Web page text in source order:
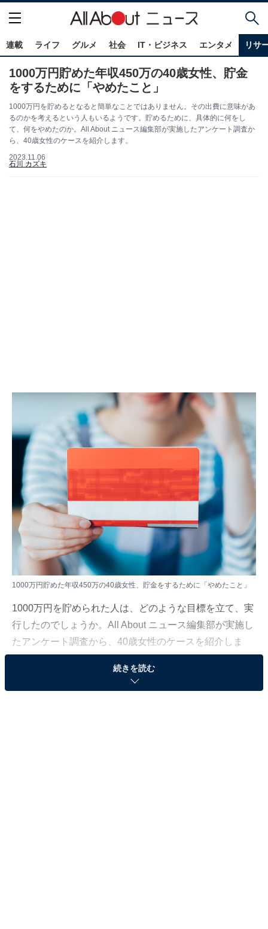
連載 ライフ グルメ 社会 IT・ビジネス エンタメ リサ
1000万円貯めた年収450万の40歳女性、貯金
をするために「やめたこと」
1000万円を貯めるとなると簡単なことではありません。その出費に意味があ
るのかを考えるという人もいるようです。貯めるために、具体的に何をし
て、何をやめたのか。All About ニュース編集部が実施したアンケート調査か
ら、40歳女性のケースを紹介します。
2023.11.06
石川 カズキ
1000万円貯めた年収450万の40歳女性、貯金をするために「やめたこと」
1000万円を貯められた人は、どのような目標を立て、実
行したのでしょうか。All About ニュース編集部が実施し
たアンケート調査から、40歳女性のケースを紹介しま
続きを読む